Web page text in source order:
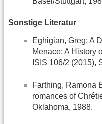
Sonstige Literatur
Eghigian, Greg: A
Menace: A History
ISIS 106/2 (2015),
Farthing, Ramona
romances of
Oklahoma, 1988.